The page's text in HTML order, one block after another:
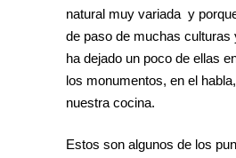
natural muy variada y
de paso de muchas culturas
ha dejado un poco de ellas
los monumentos, en el
nuestra cocina.
Estos son algunos de los